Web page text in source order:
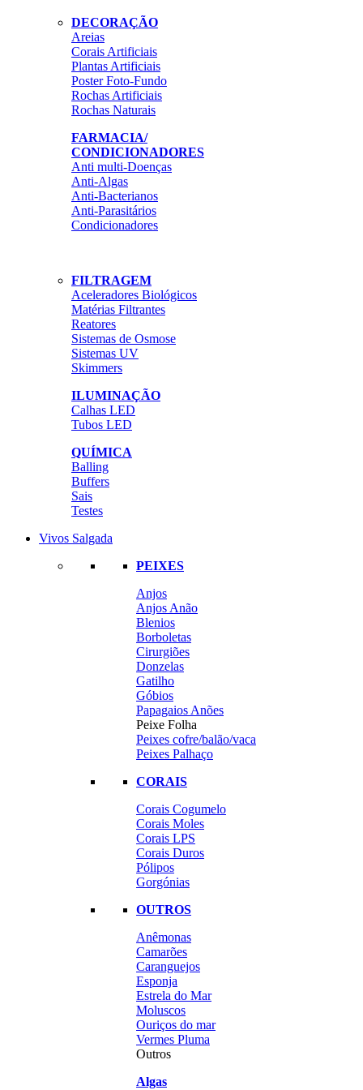
DECORAÇÃO
Areias
Corais Artificiais
Plantas Artificiais
Poster Foto-Fundo
Rochas Artificiais
Rochas Naturais
FARMACIA/
CONDICIONADORES
Anti multi-Doenças
Anti-Algas
Anti-Bacterianos
Anti-Parasitários
Condicionadores
FILTRAGEM
Aceleradores Biológicos
Matérias Filtrantes
Reatores
Sistemas de Osmose
Sistemas UV
Skimmers
ILUMINAÇÃO
Calhas LED
Tubos LED
QUÍMICA
Balling
Buffers
Sais
Testes
Vivos Salgada
PEIXES
Anjos
Anjos Anão
Blenios
Borboletas
Cirurgiões
Donzelas
Gatilho
Góbios
Papagaios Anões
Peixe Folha
Peixes cofre/balão/vaca
Peixes Palhaço
CORAIS
Corais Cogumelo
Corais Moles
Corais LPS
Corais Duros
Pólipos
Gorgónias
OUTROS
Anêmonas
Camarões
Caranguejos
Esponja
Estrela do Mar
Moluscos
Ouriços do mar
Vermes Pluma
Outros
Algas